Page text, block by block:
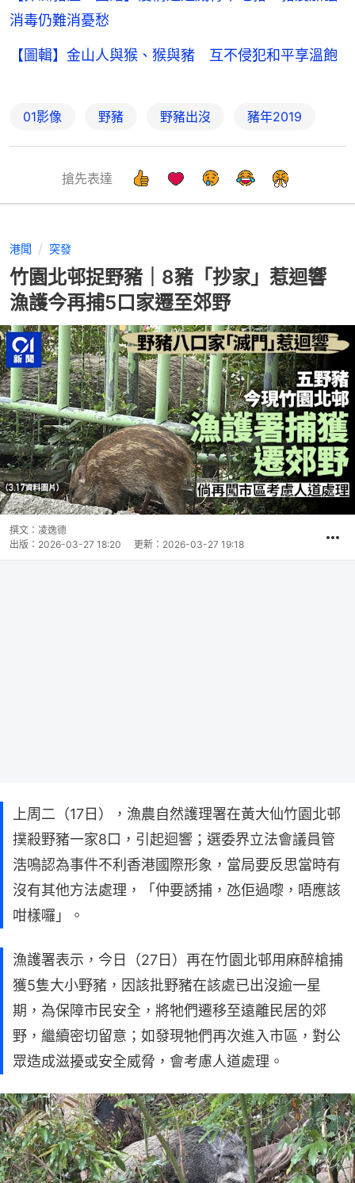
消毒仍難消憂愁
【圖輯】金山人與猴、猴與豬 互不侵犯和平享溫飽
01影像 野豬 野豬出沒 豬年2019
搶先表達
港聞 突發
竹園北邨捉野豬｜8豬「抄家」惹迴響
漁護今再捕5口家遷至郊野
撰文： 凌逸德
出版： 2026-03-27 18:20 更新： 2026-03-27 19:18
上周二（17日），漁農自然護理署在黃大仙竹園北邨
撲殺野豬一家8口，引起迴響；選委界立法會議員管
浩鳴認為事件不利香港國際形象，當局要反思當時有
沒有其他方法處理，「仲要誘捕，氹佢過嚟，唔應該
咁樣囉」。
漁護署表示，今日（27日）再在竹園北邨用麻醉槍捕
獲5隻大小野豬，因該批野豬在該處已出沒逾一星
期，為保障市民安全，將牠們遷移至遠離民居的郊
野，繼續密切留意；如發現牠們再次進入市區，對公
眾造成滋擾或安全威脅，會考慮人道處理。